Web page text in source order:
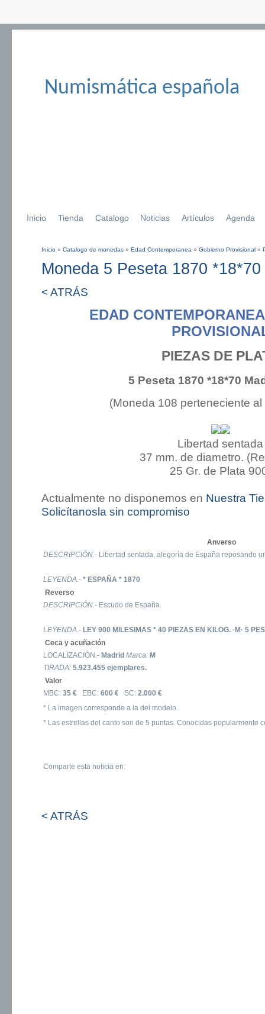
Numismática española
Inicio Tienda Catalogo Noticias Artículos Agenda
Se encuentra usted aquí
Inicio » Catalogo de monedas » Edad Contemporanea » Gobierno Provisional »
Moneda 5 Peseta 1870
< ATRÁS
EDAD
PIEZAS DE
5 Peseta 1870 *18*70
(Moneda 108 perteneciente al
Libertad sentada
37 mm. de diametro.
25 Gr. de Plata
Actualmente no disponemos en Nuestra
Solicítanosla sin compromiso
Anverso
DESCRIPCIÓN.- Libertad sentada, alegoría de España reposando
LEYENDA.- * ESPAÑA * 1870
Reverso
DESCRIPCIÓN.- Escudo de España.
LEYENDA.- LEY 900 MILESIMAS * 40 PIEZAS EN KILOG. ·M· 5
Ceca y acuñación
LOCALIZACIÓN.- Madrid Marca: M
TIRADA: 5.923.455 ejemplares.
Valor
MBC: 35 € EBC: 600 € SC: 2.000 €
* La imagen corresponde a la del modelo.
* Las estrellas del canto son de 5 puntas. Conocidas popularmente
Comparte esta noticia en:
< ATRÁS